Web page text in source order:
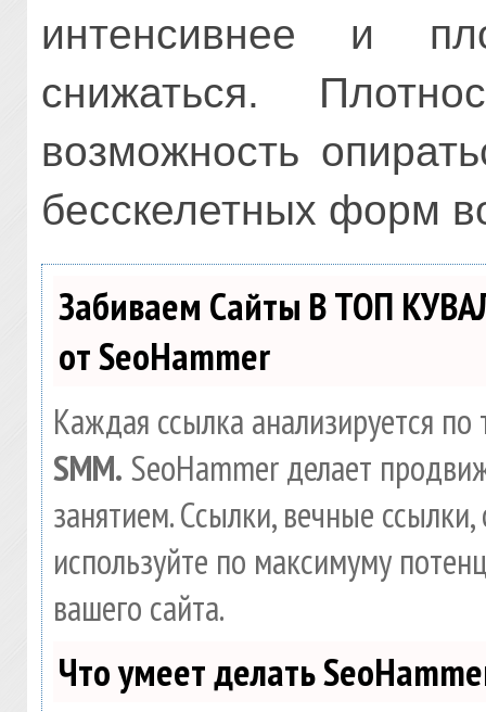
интенсивнее и
снижаться.
возможность
бесскелетных форм
Забиваем Сайты В ТОП
от SeoHammer
Каждая ссылка анализируется
SMM. SeoHammer делает
занятием. Ссылки, вечные
используйте по максимуму
вашего сайта.
Что умеет делать